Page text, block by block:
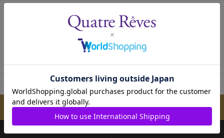
メールマガジンのご案内